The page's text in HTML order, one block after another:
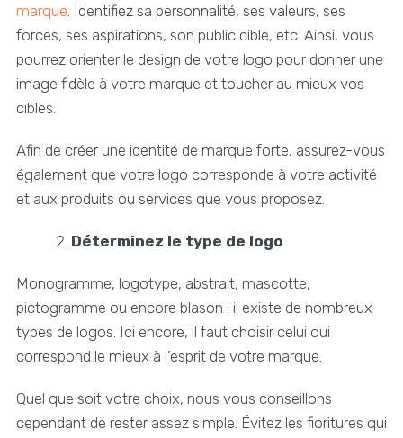
marque . Identifiez sa personnalité, ses valeurs, ses
forces, ses aspirations, son public cible, etc. Ainsi, vous
pourrez orienter le design de votre logo pour donner une
image fidèle à votre marque et toucher au mieux vos
cibles.
Afin de créer une identité de marque forte, assurez-vous
également que votre logo corresponde à votre activité
et aux produits ou services que vous proposez.
Déterminez le type de logo
Monogramme, logotype, abstrait, mascotte,
pictogramme ou encore blason : il existe de nombreux
types de logos. Ici encore, il faut choisir celui qui
correspond le mieux à l’esprit de votre marque.
Quel que soit votre choix, nous vous conseillons
cependant de rester assez simple. Évitez les fioritures qui